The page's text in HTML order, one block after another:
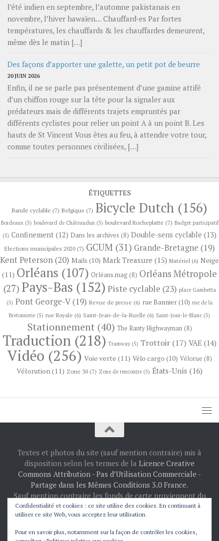
l’été indien en septembre, l’automne pakistanais en
novembre, l’hiver hawaïen… Chauffard⋅es Par fortes
températures, les chauffards & les chauffardes demeurent,
même dès le matin […]
Des façons d’apporter une galette, un petit pot de beurre
20 JUIN 2026
Enfin, il ne se parle pas présentement d’une gamine attifé
d’un chiffon rouge sur la tête pour la signaler aux
prédateurs mais de différents trajets empruntés par
différents cyclistes pour relier un point A à un point B. Les
hauts de St Vincent Vous êtes au feu, à attendre votre tour,
comme toutes personnes civilisées, […]
ÉTIQUETTES
Bande cyclable (7) Belgique (7) Bicycle Dutch (156)
Bordeaux (5) boulevard de Châteaudun (5) boulevard Rocheplatte (7) Budget participatif
(5) Confinement (12) Dans les archives (8) Double-sens cyclable (13)
Elections municipales 2020(7) GCUM (31) Grande-Bretagne (19)
Kent Peterson (20) Mails (10) Mark Treasure (15) Matériel (6) Neige
(11) Orléans (107) Orléans.mag (8) Orléans Métropole
(27) Pays-Bas (152) Piste cyclable (23) place Gambetta
(5) Pont George-V(19) Revue de presse (6) rue Bannier(10) rue de la
Bretonnerie (5) rue Royale (6) Saint-Jean-de-la-Ruelle (6) Saint-Jean-le-Blanc (5)
Stationnement (40) The Ranty Highwayman(8)
Traduction (218) Tramway(5) Trottoir (17) VAE (14)
Vidéo (256) Voie verte (11) Vélo cargo (10) Vélorue (8)
Vélorution (11) Zone 30 (7) Zone de rencontre (5) États-Unis (16)
Textes et photos du site (sauf mention contraire) mis à
disposition selon les termes de la Licence Creative
Commons Attribution - Pas d’Utilisation Commerciale -
Partage dans les Mêmes Conditions 3.0 France.
Sauf mention contraire les fonds de carte proviennent du
projetOpenStreetMap: © les contributeurs
d’OpenStreetMap.
Fièrement propulsé par - Conçu parThème Hueman
Confidentialité et cookies : ce site utilise des cookies. En continuant à
utiliser ce site Web, vous acceptez leur utilisation.
Pour en savoir plus, notamment sur la façon de contrôler les cookies,